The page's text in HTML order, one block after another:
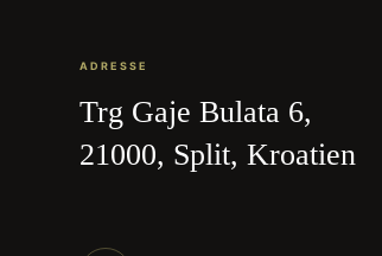
ADRESSE
Trg Gaje Bulata 6,
21000, Split, Kroatien